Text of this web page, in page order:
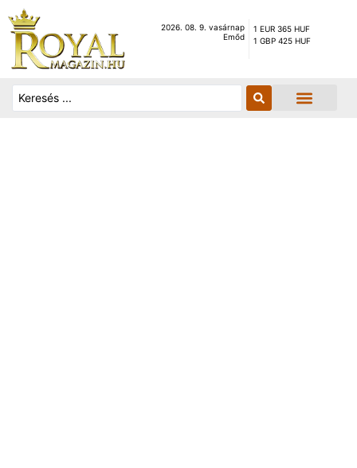
2026. 08. 9. vasárnap
Emőd
1 EUR 365 HUF
1 GBP 425 HUF